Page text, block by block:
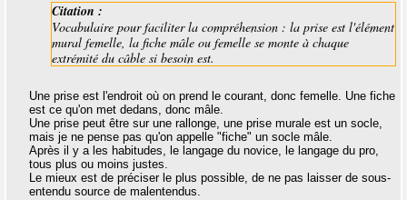
Citation :
Vocabulaire pour faciliter la compréhension : la prise est l'élément
mural femelle, la fiche mâle ou femelle se monte à chaque
extrémité du câble si besoin est.
Une prise est l'endroit où on prend le courant, donc femelle. Une fiche
est ce qu'on met dedans, donc mâle.
Une prise peut être sur une rallonge, une prise murale est un socle,
mais je ne pense pas qu'on appelle "fiche" un socle mâle.
Après il y a les habitudes, le langage du novice, le langage du pro,
tous plus ou moins justes.
Le mieux est de préciser le plus possible, de ne pas laisser de sous-
entendu source de malentendus.